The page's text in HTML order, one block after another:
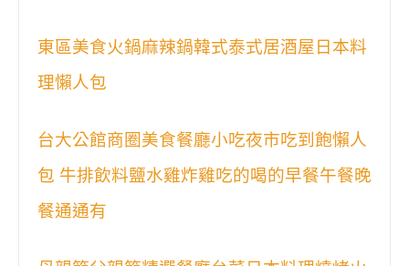
東區美食火鍋麻辣鍋韓式泰式居酒屋日本料
理懶人包
台大公館商圈美食餐廳小吃夜市吃到飽懶人
包 牛排飲料鹽水雞炸雞吃的喝的早餐午餐晚
餐通通有